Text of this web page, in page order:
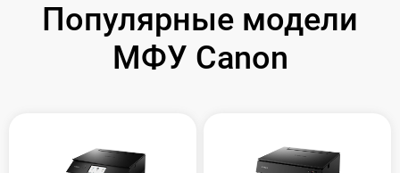
Популярные модели
МФУ Canon